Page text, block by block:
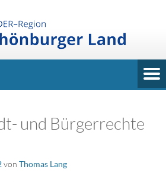
und Bürgerrechte
von Thomas Lang